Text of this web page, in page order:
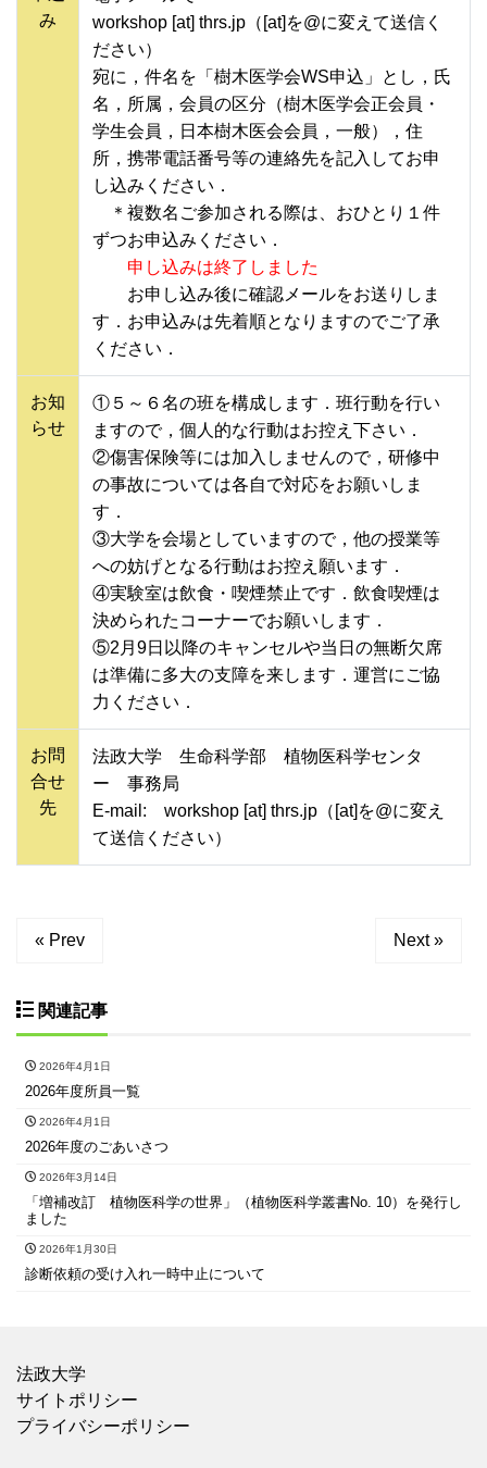
み
workshop [at] thrs.jp（[at]を@に変えて送信く
ださい）
宛に，件名を「樹木医学会WS申込」とし，氏
名，所属，会員の区分（樹木医学会正会員・
学生会員，日本樹木医会会員，一般），住
所，携帯電話番号等の連絡先を記入してお申
し込みください．
＊複数名ご参加される際は、おひとり１件
ずつお申込みください．
申し込みは終了しました
お申し込み後に確認メールをお送りしま
す．お申込みは先着順となりますのでご了承
ください．
お知
らせ
①５～６名の班を構成します．班行動を行い
ますので，個人的な行動はお控え下さい．
②傷害保険等には加入しませんので，研修中
の事故については各自で対応をお願いしま
す．
③大学を会場としていますので，他の授業等
への妨げとなる行動はお控え願います．
④実験室は飲食・喫煙禁止です．飲食喫煙は
決められたコーナーでお願いします．
⑤2月9日以降のキャンセルや当日の無断欠席
は準備に多大の支障を来します．運営にご協
力ください．
お問
合せ
先
法政大学 生命科学部 植物医科学センタ
ー 事務局
E-mail: workshop [at] thrs.jp（[at]を@に変え
て送信ください）
« Prev Next »
関連記事
2026年4月1日
2026年度所員一覧
2026年4月1日
2026年度のごあいさつ
2026年3月14日
「増補改訂 植物医科学の世界」（植物医科学叢書No. 10）を発行し
ました
2026年1月30日
診断依頼の受け入れ一時中止について
法政大学
サイトポリシー
プライバシーポリシー